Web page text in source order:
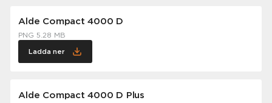
Alde Compact 4000 D
PNG 5.28 MB
Ladda ner
Alde Compact 4000 D Plus